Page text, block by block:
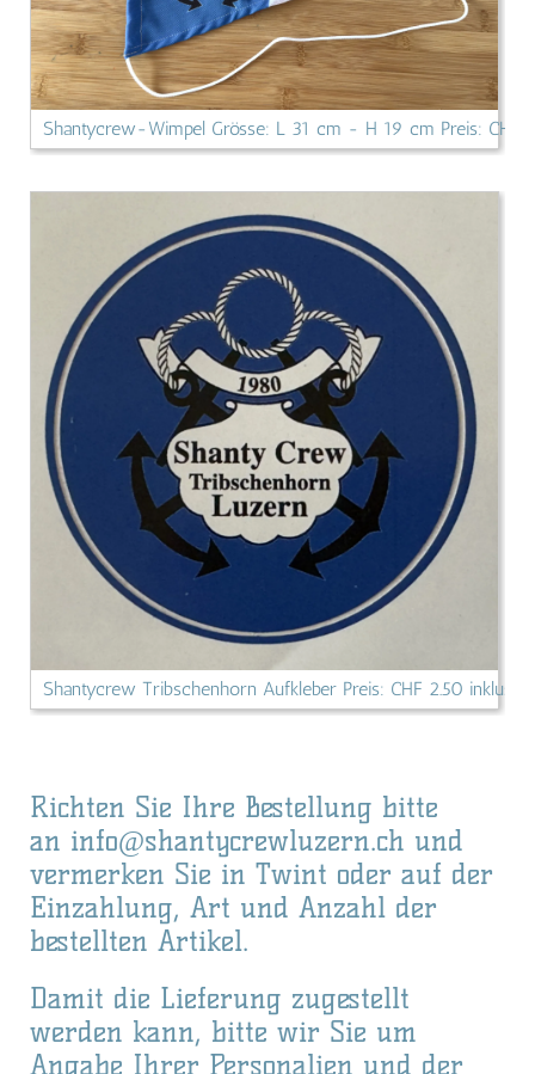
Shantycrew-Wimpel Grösse: L 31 cm - H 19 cm Preis: CHF
Shantycrew Tribschenhorn Aufkleber Preis: CHF 2.50
Richten Sie Ihre Bestellung bitte
an info@shantycrewluzern.ch und
vermerken Sie in Twint oder auf der
Einzahlung, Art und Anzahl der
bestellten Artikel.
Damit die Lieferung zugestellt
werden kann, bitte wir Sie um
Angabe Ihrer Personalien und der